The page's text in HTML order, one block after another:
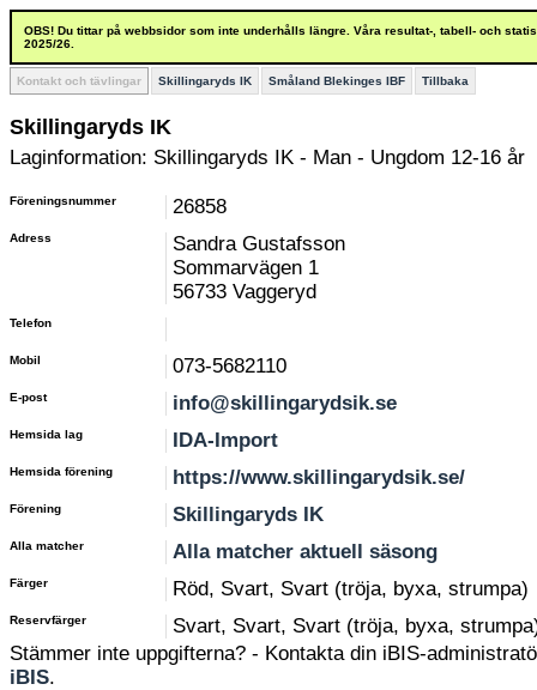
OBS! Du tittar på webbsidor som inte underhålls längre. Våra resultat-, tabell- och
2025/26.
Kontakt och tävlingar Skillingaryds IK Småland Blekinges IBF Tillbaka
Skillingaryds IK
Laginformation: Skillingaryds IK - Man - Ungdom 12-16 år
Föreningsnummer 26858
Adress
Sandra Gustafsson
Sommarvägen 1
56733 Vaggeryd
Telefon
Mobil 073-5682110
E-post info@skillingarydsik.se
Hemsida lag IDA-Import
Hemsida förening https://www.skillingarydsik.se/
Förening Skillingaryds IK
Alla matcher Alla matcher aktuell säsong
Färger Röd, Svart, Svart (tröja, byxa, strumpa)
Reservfärger
Svart, Svart, Svart (tröja, byxa,
Stämmer inte uppgifterna? - Kontakta din iBIS-
iBIS.